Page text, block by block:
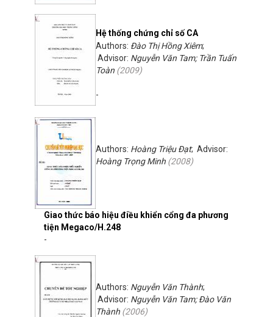
Hệ thống chứng chỉ số CA
Authors: Đào Thị Hồng Xiêm;
Advisor: Nguyễn Văn Tam; Trần Tuấn
Toàn (2009)
-
Giao thức báo hiệu điều khiển cổng đa phương
tiện Megaco/H.248
Authors: Hoàng Triệu Đạt; Advisor:
Hoàng Trọng Minh (2008)
-
Authors: Nguyễn Văn Thành;
Advisor: Nguyễn Văn Tam; Đào Văn
Thành (2006)